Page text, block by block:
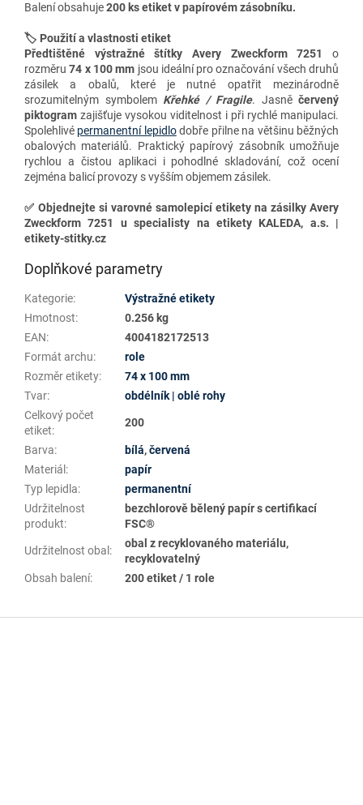
Balení obsahuje200 ks etiket v papírovém zásobníku.
🏷️ Použití a vlastnosti etiket
Předtištěné výstražné štítky Avery Zweckform 7251
o
rozměru74 x 100 mm jsou ideální pro označování všech druhů
zásilek a obalů, které je nutné opatřit mezinárodně
srozumitelným symbolem Křehké / Fragile. Jasně červený
piktogram zajišťuje vysokou viditelnost i při rychlé manipulaci.
Spolehlivé permanentní lepidlodobře přilne na většinu běžných
obalových materiálů. Praktický papírový zásobník umožňuje
rychlou a čistou aplikaci i pohodlné skladování, což ocení
zejména balicí provozy s vyšším objemem zásilek.
✅ Objednejte si varovné samolepicí etikety na zásilky Avery
Zweckform 7251 u specialisty na etikety KALEDA, a.s. |
etikety-stitky.cz
Doplňkové parametry
Kategorie:
Výstražné etikety
Hmotnost:
0.256 kg
EAN:
4004182172513
Formát archu:
role
Rozměr etikety:
74 x 100 mm
Tvar:
obdélník | oblé rohy
Celkový počet
etiket:
200
Barva: bílá,červená
Materiál :
papír
Typ lepidla:
permanentní
Udržitelnost
produkt:
bezchlorově bělený papír s certifikací
FSC®
Udržitelnost obal :
obal z recyklovaného materiálu,
recyklovatelný
Obsah balení: 200 etiket / 1 role